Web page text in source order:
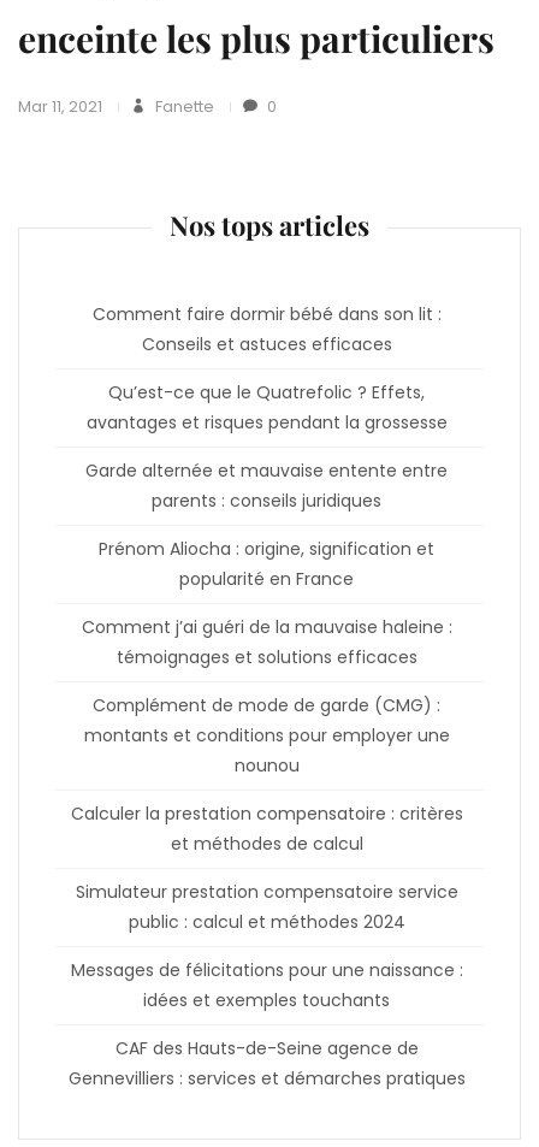
enceinte les plus particuliers
Mar 11, 2021 Fanette 0
Nos tops articles
Comment faire dormir bébé dans son lit :
Conseils et astuces efficaces
Qu’est-ce que le Quatrefolic ? Effets,
avantages et risques pendant la grossesse
Garde alternée et mauvaise entente entre
parents : conseils juridiques
Prénom Aliocha : origine, signification et
popularité en France
Comment j’ai guéri de la mauvaise haleine :
témoignages et solutions efficaces
Complément de mode de garde (CMG) :
montants et conditions pour employer une
nounou
Calculer la prestation compensatoire : critères
et méthodes de calcul
Simulateur prestation compensatoire service
public : calcul et méthodes 2024
Messages de félicitations pour une naissance :
idées et exemples touchants
CAF des Hauts-de-Seine agence de
Gennevilliers : services et démarches pratiques